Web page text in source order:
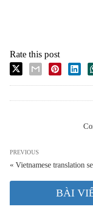
Rate this post
PREVIOUS
« Vietnamese translation
BÀI